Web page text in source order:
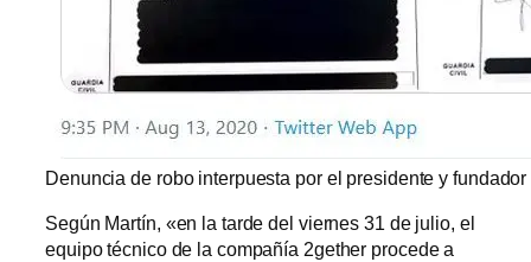
Denuncia de robo interpuesta por el presidente y
Según Martín, «en la tarde del viernes 31 de julio, el
equipo técnico de la compañía 2gether procede a